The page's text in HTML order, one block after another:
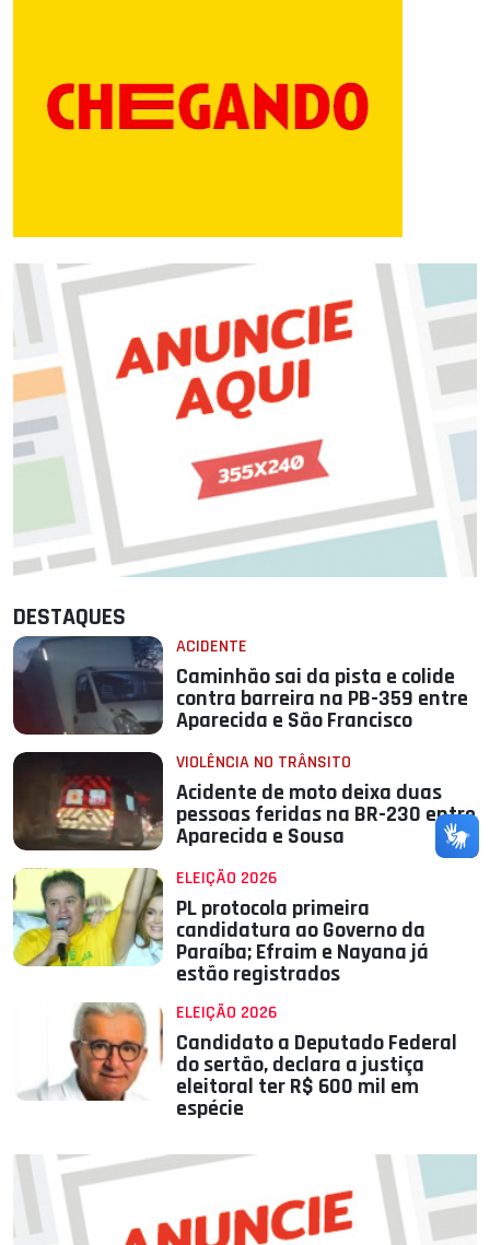
DESTAQUES
ACIDENTE
Caminhão sai da pista e colide
contra barreira na PB-359 entre
Aparecida e São Francisco
VIOLÊNCIA NO TRÂNSITO
Acidente de moto deixa duas
pessoas feridas na BR-230 entre
Aparecida e Sousa
ELEIÇÃO 2026
PL protocola primeira
candidatura ao Governo da
Paraíba; Efraim e Nayana já
estão registrados
ELEIÇÃO 2026
Candidato a Deputado Federal
do sertão, declara a justiça
eleitoral ter R$ 600 mil em
espécie